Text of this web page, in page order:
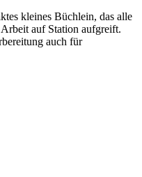
kleines Büchlein, das alle
auf Station aufgreift.
auch für